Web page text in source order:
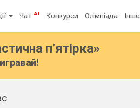
ЧатAI Конкурси Олімпіада Інше
п’ятірка»